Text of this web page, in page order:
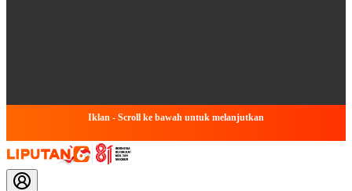
Iklan - Scroll ke bawah untuk melanjutkan